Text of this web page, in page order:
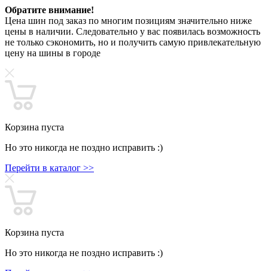
Обратите внимание!
Цена шин под заказ по многим позициям значительно ниже
цены в наличии. Следовательно у вас появилась возможность
не только сэкономить, но и получить самую привлекательную
цену на шины в городе
Корзина пуста
Но это никогда не поздно исправить :)
Перейти в каталог >>
Корзина пуста
Но это никогда не поздно исправить :)